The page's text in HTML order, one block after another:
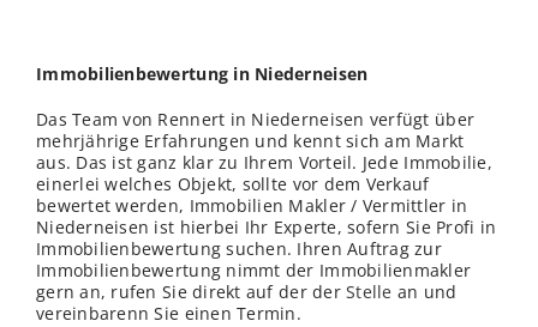
Immobilienbewertung in Niederneisen
Das Team von Rennert in Niederneisen verfügt über
mehrjährige Erfahrungen und kennt sich am Markt
aus. Das ist ganz klar zu Ihrem Vorteil. Jede Immobilie,
einerlei welches Objekt, sollte vor dem Verkauf
bewertet werden, Immobilien Makler / Vermittler in
Niederneisen ist hierbei Ihr Experte, sofern Sie Profi in
Immobilienbewertung suchen. Ihren Auftrag zur
Immobilienbewertung nimmt der Immobilienmakler
gern an, rufen Sie direkt auf der derStelle an und
vereinbarenn Sie einen Termin.